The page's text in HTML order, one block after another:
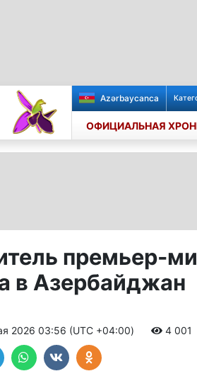
Azərbaycanca
ОФИЦИАЛЬНАЯ
премьер-
в Азербайджан
2026 03:56 (UTC +04:00) 4 001